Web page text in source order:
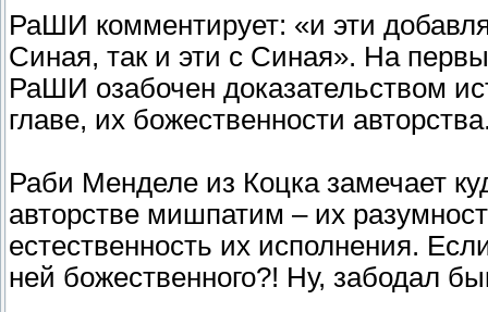
РаШИ комментирует: «и эти
Синая, так и эти с Синая». На
РаШИ озабочен доказательством
главе, их божественности
Раби Менделе из Коцка замечает
авторстве мишпатим – их
естественность их исполнения.
ней божественного?! Ну, забодал